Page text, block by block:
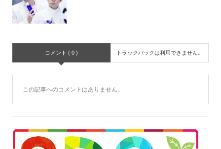
コメント ( 0 ) トラックバックは利用できません。
この記事へのコメントはありません。